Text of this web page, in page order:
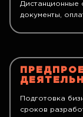
Дистанционные
документы,
Подготовка
сроков